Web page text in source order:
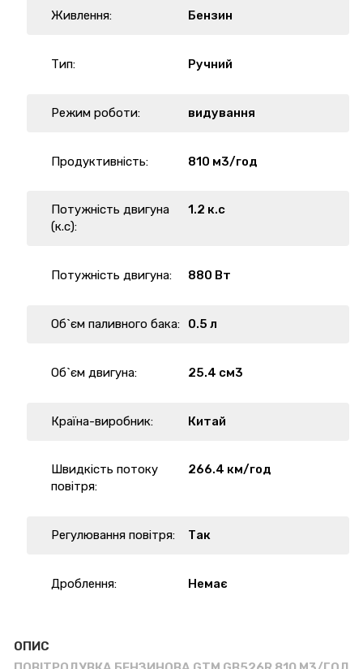
Живлення: Бензин
Тип: Ручний
Режим роботи: видування
Продуктивність: 810 м3/год
Потужність двигуна
(к.с):
1.2 к.с
Потужність двигуна: 880 Вт
Об`єм паливного бака: 0.5 л
Об`єм двигуна: 25.4 см3
Країна-виробник: Китай
Швидкість потоку
повітря:
266.4 км/год
Регулювання повітря: Так
Дроблення: Немає
ОПИС